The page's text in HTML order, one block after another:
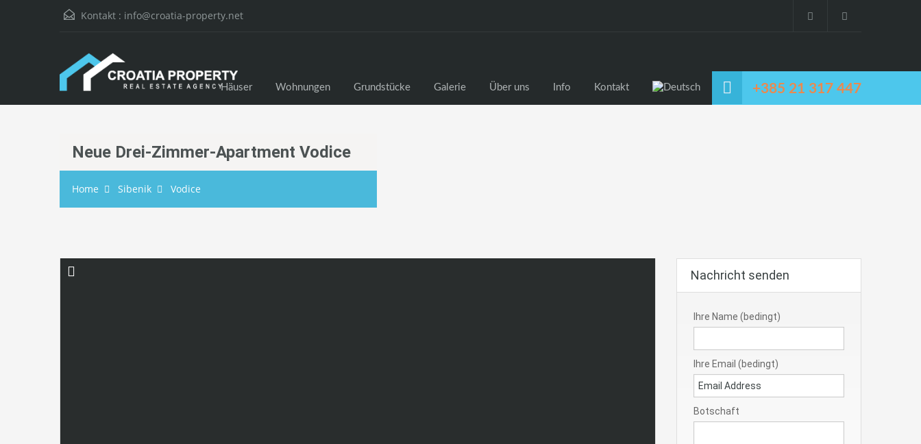
Kontakt : info@croatia-property.net
+385 21 317 447
Häuser Wohnungen Grundstücke Galerie Über uns Info Kontakt
Neue Drei-Zimmer-Apartment Vodice
Home Sibenik Vodice
Nachricht senden
Ihre Name (bedingt)
Ihre Email (bedingt)
Botschaft